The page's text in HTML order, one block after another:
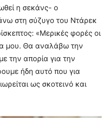
η σεκάνς- ο
στη σύζυγο του Ντάρεκ
«Μερικές φορές οι
μου. Θα αναλάβω την
την απορία για την
ήδη αυτό που για
ως σκοτεινό και